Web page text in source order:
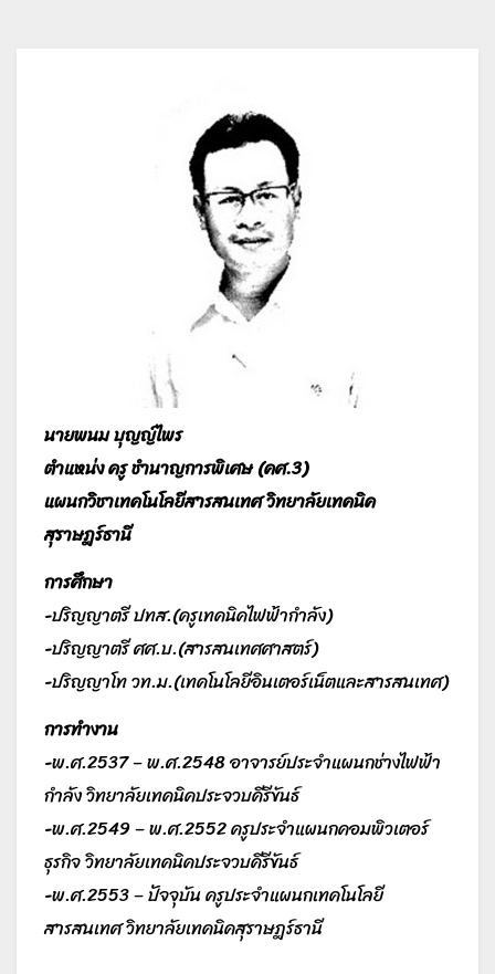
นายพนม บุญญ์ไพร
ตำแหน่ง ครู ชำนาญการพิเศษ (คศ.3)
แผนกวิชาเทคโนโลยีสารสนเทศ วิทยาลัยเทคนิค
สุราษฎร์ธานี
การศึกษา
-ปริญญาตรี ปทส.(ครูเทคนิคไฟฟ้ากำลัง)
-ปริญญาตรี ศศ.บ.(สารสนเทศศาสตร์)
-ปริญญาโท วท.ม.(เทคโนโลยีอินเตอร์เน็ตและสารสนเทศ)
การทำงาน
-พ.ศ.2537 – พ.ศ.2548 อาจารย์ประจำแผนกช่างไฟฟ้า
กำลัง วิทยาลัยเทคนิคประจวบคีรีขันธ์
-พ.ศ.2549 – พ.ศ.2552 ครูประจำแผนกคอมพิวเตอร์
ธุรกิจ วิทยาลัยเทคนิคประจวบคีรีขันธ์
-พ.ศ.2553 – ปัจจุบัน ครูประจำแผนกเทคโนโลยี
สารสนเทศ วิทยาลัยเทคนิคสุราษฎร์ธานี